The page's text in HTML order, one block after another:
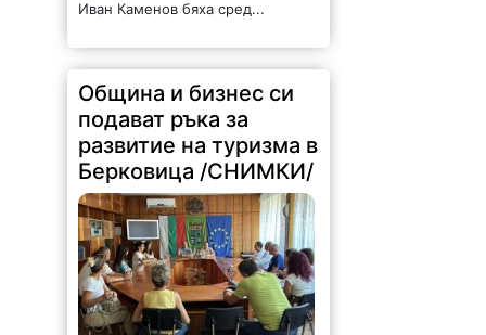
развитие на туризма в
Берковица /СНИМКИ/
213 | 2026-08-07 15:48:50